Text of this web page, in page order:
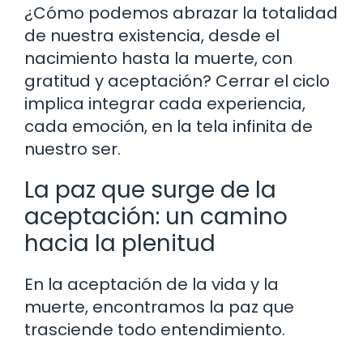
¿Cómo podemos abrazar la totalidad
de nuestra existencia, desde el
nacimiento hasta la muerte, con
gratitud y aceptación? Cerrar el ciclo
implica integrar cada experiencia,
cada emoción, en la tela infinita de
nuestro ser.
La paz que surge de la
aceptación: un camino
hacia la plenitud
En la aceptación de la vida y la
muerte, encontramos la paz que
trasciende todo entendimiento.